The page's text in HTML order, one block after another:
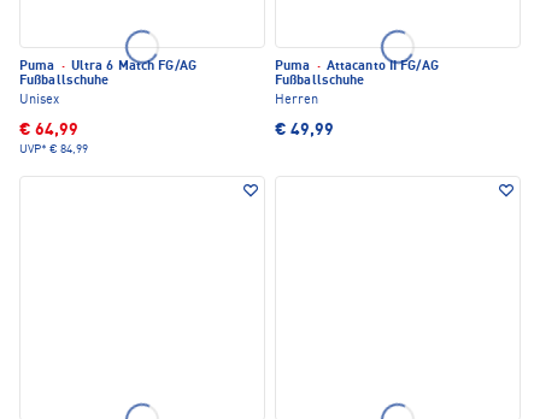
Puma · Ultra 6 Match FG/AG
Fußballschuhe
Unisex
€ 64,99
UVP* € 84,99
Puma · Attacanto II FG/AG
Fußballschuhe
Herren
€ 49,99